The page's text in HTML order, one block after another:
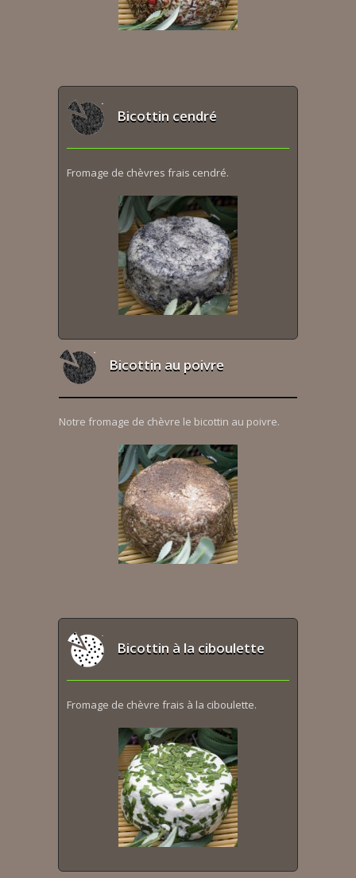
Bicottin cendré
Fromage de chèvres frais cendré.
Bicottin au poivre
Notre fromage de chèvre le bicottin au poivre.
Bicottin à la ciboulette
Fromage de chèvre frais à la ciboulette.